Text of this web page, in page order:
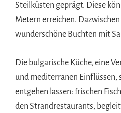
Steilküsten geprägt. Diese
Metern erreichen.
wunderschöne Buchten mit
Die bulgarische Küche, eine
und mediterranen Einflüssen,
entgehen lassen: frischen
den Strandrestaurants,